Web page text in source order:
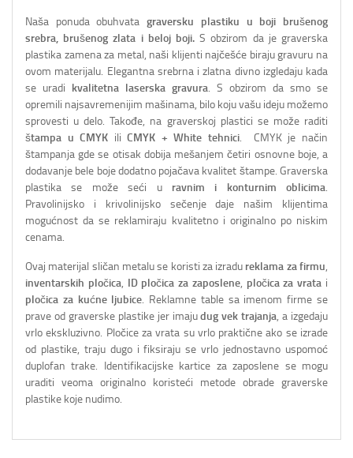
Naša ponuda obuhvatagraversku plastiku u boji brušenog
srebra, brušenog zlata i beloj boji. S obzirom da je graverska
plastika zamena za metal, naši klijenti najčešće biraju gravuru na
ovom materijalu. Elegantna srebrna i zlatna divno izgledaju kada
se uradi kvalitetna laserska gravura. S obzirom da smo se
opremili najsavremenijim mašinama, bilo koju vašu ideju možemo
sprovesti u delo. Takođe, na graverskoj plastici se može raditi
štampa u CMYK ili CMYK + White tehnici. CMYK je način
štampanja gde se otisak dobija mešanjem četiri osnovne boje, a
dodavanje bele boje dodatno pojačava kvalitet štampe. Graverska
plastika se može seći u ravnim i konturnim oblicima.
Pravolinijsko i krivolinijsko sečenje daje našim klijentima
mogućnost da se reklamiraju kvalitetno i originalno po niskim
cenama.
Ovaj materijal sličan metalu se koristi za izradu reklama za firmu,
inventarskih pločica, ID pločica za zaposlene, pločica za vrata i
pločica za kućne ljubice. Reklamne table sa imenom firme se
prave od graverske plastike jer imajudug vek trajanja, a izgedaju
vrlo ekskluzivno. Pločice za vrata su vrlo praktične ako se izrade
od plastike, traju dugo i fiksiraju se vrlo jednostavno uspomoć
duplofan trake. Identifikacijske kartice za zaposlene se mogu
uraditi veoma originalno koristeći metode obrade graverske
plastike koje nudimo.